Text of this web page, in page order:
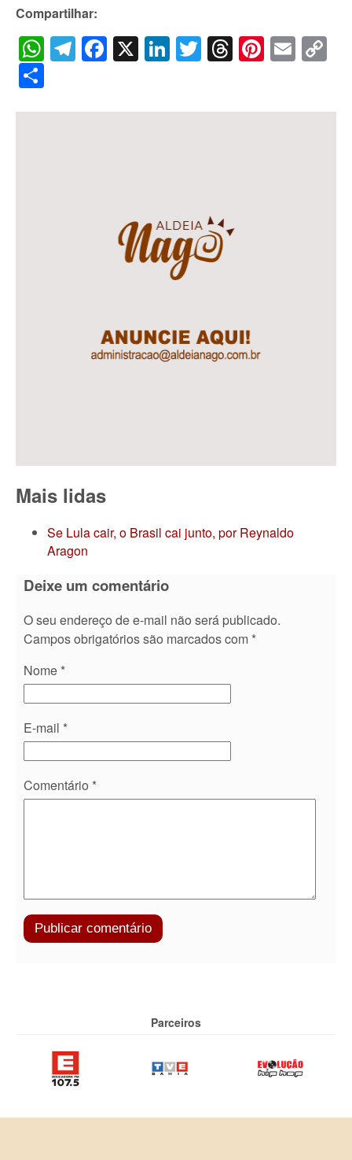
Compartilhar:
WhatsApp
Telegram
Facebook
X LinkedIn
Twitter
Threads
Mais lidas
Se Lula cair, o Brasil cai junto, por Reynaldo
Aragon
Deixe um comentário
O seu endereço de e-mail não será publicado.
Campos obrigatórios são marcados com *
Nome *
E-mail *
Comentário *
Parceiros